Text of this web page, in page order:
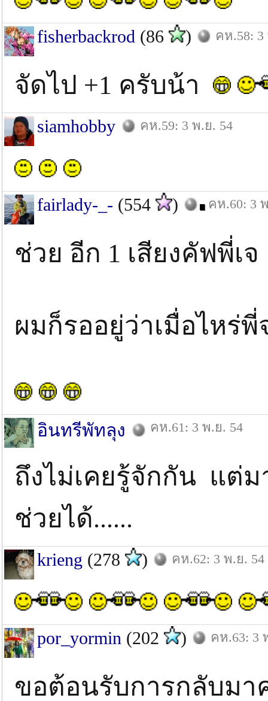
fisherbackrod (86 ) คห.58: 3
จัดไป +1 ครับน้า
siamhobby คห.59: 3 พ.ย. 54
fairlady-_- (554 ) คห.60: 3
ช่วย อีก 1 เสียงคัฟพี่เจ
ผมก็รออยู่ว่าเมื่อไหร่
อินทรีพัทลุง คห.61: 3 พ.ย. 54
ถึงไม่เคยรู้จักกัน แต่ม
ช่วยได้......
krieng (278 ) คห.62: 3 พ.ย. 54
por_yormin (202 ) คห.63: 3
ขอต้อนรับการกลับมา